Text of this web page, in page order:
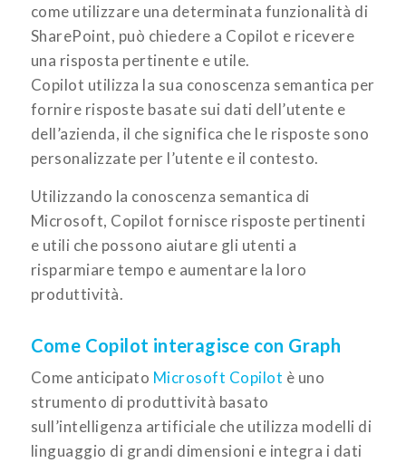
come utilizzare una determinata funzionalità di
SharePoint, può chiedere a Copilot e ricevere
una risposta pertinente e utile.
Copilot utilizza la sua conoscenza semantica per
fornire risposte basate sui dati dell’utente e
dell’azienda, il che significa che le risposte sono
personalizzate per l’utente e il contesto.
Utilizzando la conoscenza semantica di
Microsoft, Copilot fornisce risposte pertinenti
e utili che possono aiutare gli utenti a
risparmiare tempo e aumentare la loro
produttività.
Come Copilot interagisce con Graph
Come anticipato Microsoft Copilot è uno
strumento di produttività basato
sull’intelligenza artificiale che utilizza modelli di
linguaggio di grandi dimensioni e integra i dati